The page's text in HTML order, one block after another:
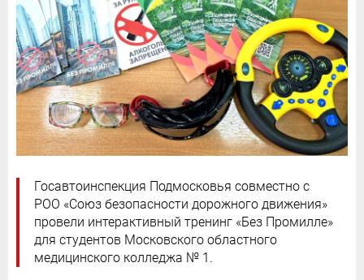
Госавтоинспекция Подмосковья совместно с
РОО «Союз безопасности дорожного движения»
провели интерактивный тренинг «Без Промилле»
для студентов Московского областного
медицинского колледжа № 1.